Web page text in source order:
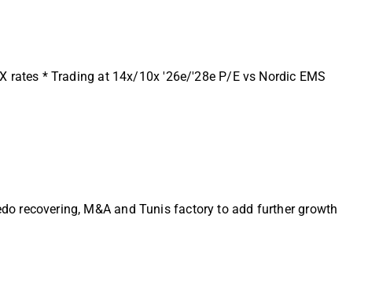
rates * Trading at 14x/10x '26e/'28e P/E vs Nordic EMS
recovering, M&A and Tunis factory to add further growth